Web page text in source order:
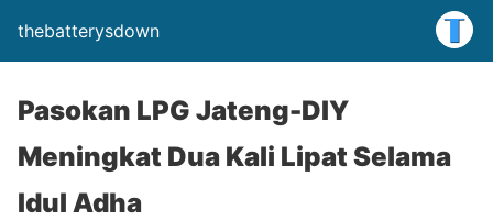
thebatterysdown
Pasokan LPG Jateng-DIY
Meningkat Dua Kali Lipat Selama
Idul Adha